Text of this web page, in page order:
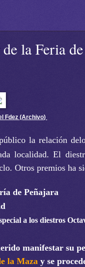
la Feria
Fdez (Archivo)
la relación
localidad. El
Otros premios ha
de Peñajara
a los diestros
manifestar su
la Maza y se